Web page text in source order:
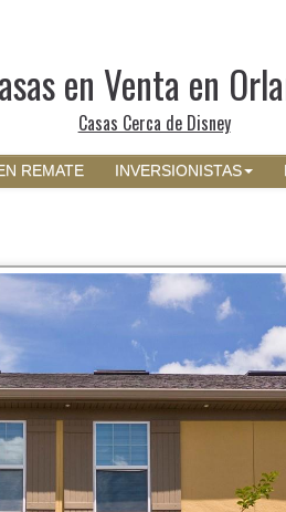
en Venta en
Casas Cerca de Disney
REMATE INVERSIONISTAS